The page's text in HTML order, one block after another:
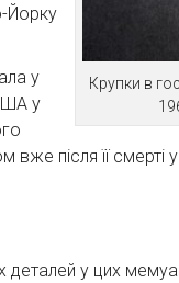
Крупки в
Йорку
у
у
після її смерті у
деталей у цих